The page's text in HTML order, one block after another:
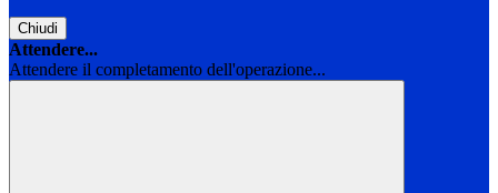
Chiudi
Attendere...
Attendere il completamento dell'operazione...